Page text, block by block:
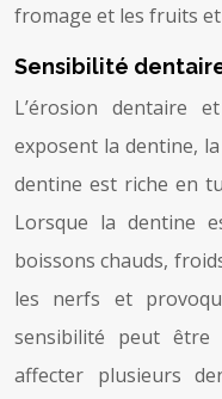
fromage et les fruits
Sensibilité
L’érosion dentaire
exposent la dentine,
dentine est riche en
Lorsque la dentine
boissons chauds,
les nerfs et
sensibilité peut
affecter plusieurs